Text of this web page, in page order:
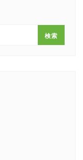
検索